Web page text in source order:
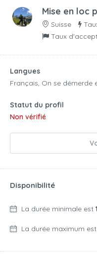
Mise en loc
Suisse
Taux
Langues
Français, On se démerde
Statut du profil
Non vérifié
Disponibilité
La durée minimale est
La durée maximum est